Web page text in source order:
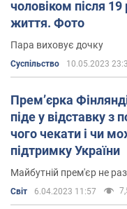
До січня 2020 року
міністром в світі.
обрання федеральним
Себастьяна Курца.
Відставка
6 квітня 2023 року
Фінляндії заяву про
Таким чином вона
партія програла
чоловіком після 19
життя. Фото
Пара виховує дочку
Суспільство 10.05.2023
Прем’єрка
піде у відставку з
чого чекати і чи
підтримку України
Майбутній прем'єр не
Світ 6.04.2023 11:57